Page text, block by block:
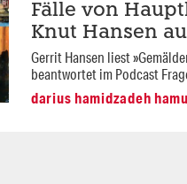
Fälle von
Knut Hansen
Gerrit Hansen liest
beantwortet im Podcast
darius hamidzadeh